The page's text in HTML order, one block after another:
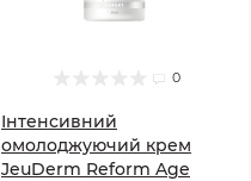
0
Інтенсивний
омолоджуючий крем
JeuDerm Reform Age